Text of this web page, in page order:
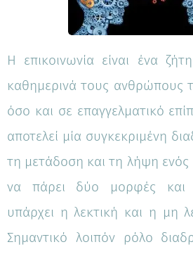
Η επικοινωνία είναι ένα
καθημερινά τους ανθρώπους
όσο και σε επαγγελματικό
αποτελεί μία συγκεκριμένη
τη μετάδοση και τη λήψη
να πάρει δύο μορφές και
υπάρχει η λεκτική και η μη
Σημαντικό λοιπόν ρόλο